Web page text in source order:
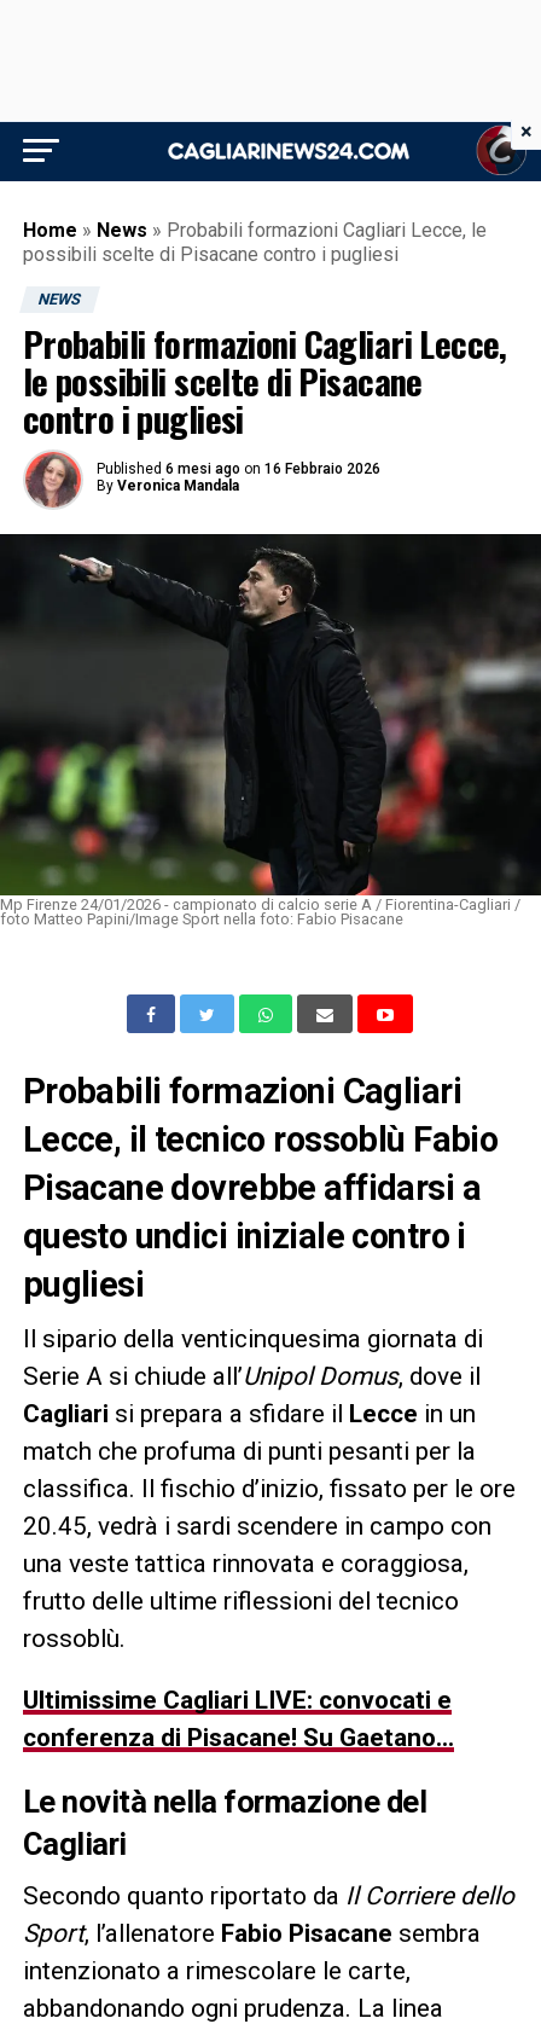
Home » News » Probabili formazioni Cagliari Lecce, le
possibili scelte di Pisacane contro i pugliesi
NEWS
Probabili formazioni Cagliari Lecce,
le possibili scelte di Pisacane
contro i pugliesi
Published 6 mesi ago on 16 Febbraio 2026
By Veronica Mandala
Mp Firenze 24/01/2026 - campionato di calcio serie A / Fiorentina-Cagliari /
foto Matteo Papini/Image Sport nella foto: Fabio Pisacane
Probabili formazioni Cagliari
Lecce, il tecnico rossoblù Fabio
Pisacane dovrebbe affidarsi a
questo undici iniziale contro i
pugliesi
Il sipario della venticinquesima giornata di
Serie A si chiude all’Unipol Domus, dove il
Cagliari si prepara a sfidare il Lecce in un
match che profuma di punti pesanti per la
classifica. Il fischio d’inizio, fissato per le ore
20.45, vedrà i sardi scendere in campo con
una veste tattica rinnovata e coraggiosa,
frutto delle ultime riflessioni del tecnico
rossoblù.
Ultimissime Cagliari LIVE: convocati e
conferenza di Pisacane! Su Gaetano…
Le novità nella formazione del
Cagliari
Secondo quanto riportato da Il Corriere dello
Sport, l’allenatore Fabio Pisacane sembra
intenzionato a rimescolare le carte,
abbandonando ogni prudenza. La linea
×